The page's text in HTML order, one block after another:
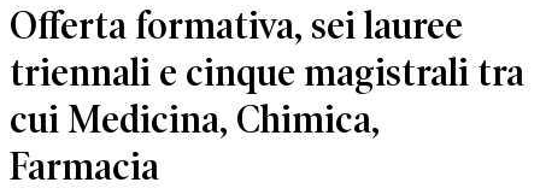
Offerta formativa, sei lauree
triennali e cinque magistrali tra
cui Medicina, Chimica,
Farmacia